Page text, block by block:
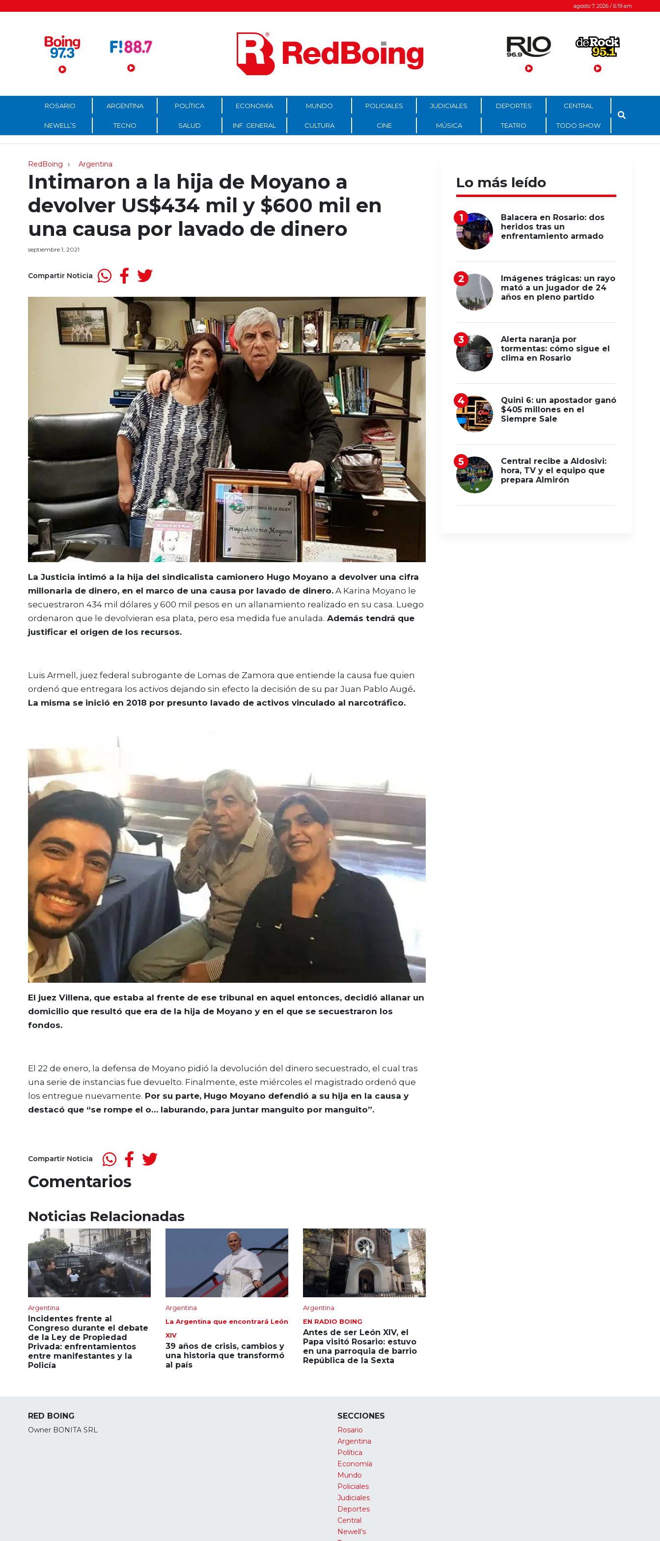
Menú Principal agosto 7, 2026 / 6:19 am
ROSARIO ARGENTINA POLÍTICA ECONOMÍA MUNDO POLICIALES JUDICIALES DEPORTES CENTRAL
NEWELL’S TECNO SALUD INF. GENERAL CULTURA CINE MÚSICA TEATRO TODO SHOW
RedBoing Argentina
Intimaron a la hija de Moyano a
devolver US$434 mil y $600 mil en
una causa por lavado de dinero
septiembre 1, 2021
Compartir Noticia
La Justicia intimó a la hija del sindicalista camionero Hugo Moyano a devolver una cifra
millonaria de dinero, en el marco de una causa por lavado de dinero. A Karina Moyano le
secuestraron 434 mil dólares y 600 mil pesos en un allanamiento realizado en su casa. Luego
ordenaron que le devolvieran esa plata, pero esa medida fue anulada. Además tendrá que
justificar el origen de los recursos.
Luis Armell, juez federal subrogante de Lomas de Zamora que entiende la causa fue quien
ordenó que entregara los activos dejando sin efecto la decisión de su par Juan Pablo Augé.
La misma se inició en 2018 por presunto lavado de activos vinculado al narcotráfico.
El juez Villena, que estaba al frente de ese tribunal en aquel entonces, decidió allanar un
domicilio que resultó que era de la hija de Moyano y en el que se secuestraron los
fondos.
El 22 de enero, la defensa de Moyano pidió la devolución del dinero secuestrado, el cual tras
una serie de instancias fue devuelto. Finalmente, este miércoles el magistrado ordenó que
los entregue nuevamente. Por su parte, Hugo Moyano defendió a su hija en la causa y
destacó que “se rompe el o… laburando, para juntar manguito por manguito”.
Compartir Noticia
Comentarios
Noticias Relacionadas
Argentina
Incidentes frente al
Congreso durante el debate
de la Ley de Propiedad
Privada: enfrentamientos
entre manifestantes y la
Policía
Argentina
La Argentina que encontrará León
XIV
39 años de crisis, cambios y
una historia que transformó
al país
Argentina
EN RADIO BOING
Antes de ser León XIV, el
Papa visitó Rosario: estuvo
en una parroquia de barrio
República de la Sexta
Lo más leído
Balacera en Rosario: dos
heridos tras un
enfrentamiento armado
Imágenes trágicas: un rayo
mató a un jugador de 24
años en pleno partido
Alerta naranja por
tormentas: cómo sigue el
clima en Rosario
Quini 6: un apostador ganó
$405 millones en el
Siempre Sale
Central recibe a Aldosivi:
hora, TV y el equipo que
prepara Almirón
RED BOING
Owner BONITA SRL
SECCIONES
Rosario
Argentina
Política
Economía
Mundo
Policiales
Judiciales
Deportes
Central
Newell’s